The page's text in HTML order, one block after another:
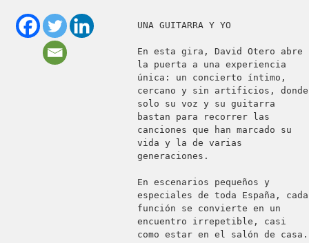
UNA GUITARRA Y YO
En esta gira, David Otero abre
la puerta a una experiencia
única: un concierto íntimo,
cercano y sin artificios, donde
solo su voz y su guitarra
bastan para recorrer las
canciones que han marcado su
vida y la de varias
generaciones.
En escenarios pequeños y
especiales de toda España, cada
función se convierte en un
encuentro irrepetible, casi
como estar en el salón de casa.